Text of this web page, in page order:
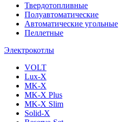
Твердотопливные
Полуавтоматические
Автоматические угольные
Пеллетные
Электрокотлы
VOLT
Lux-X
MK-X
MK-X Plus
MK-X Slim
Solid-X